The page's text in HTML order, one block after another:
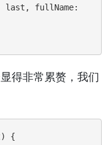
fullName:
得非常累赘，我们
{